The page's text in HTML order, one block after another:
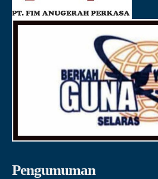
Pengumuman